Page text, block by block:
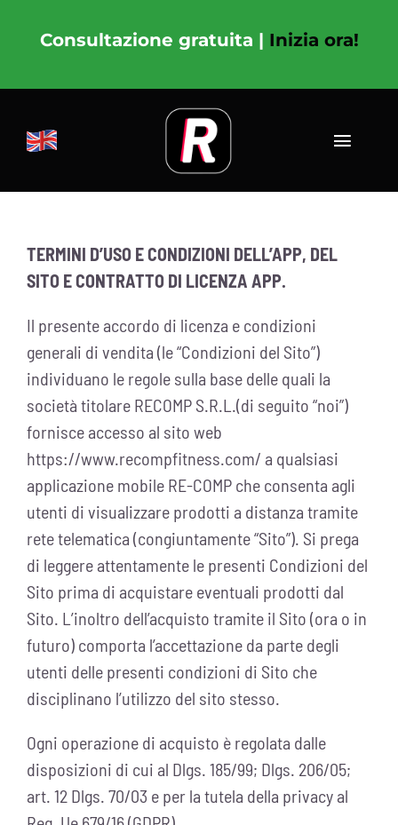
Consultazione gratuita | Inizia ora!
Toggle
NUTRIZIONE
COACHING
BUSINESS PAGE
Blog
Accedi
Checkout
TERMINI D’USO E CONDIZIONI DELL’APP, DEL
SITO E CONTRATTO DI LICENZA APP.
Il presente accordo di licenza e condizioni
generali di vendita (le “Condizioni del Sito”)
individuano le regole sulla base delle quali la
società titolare RECOMP S.R.L.(di seguito “noi”)
fornisce accesso al sito web
https://www.recompfitness.com/ a qualsiasi
applicazione mobile RE-COMP che consenta agli
utenti di visualizzare prodotti a distanza tramite
rete telematica (congiuntamente “Sito”). Si prega
di leggere attentamente le presenti Condizioni del
Sito prima di acquistare eventuali prodotti dal
Sito. L’inoltro dell’acquisto tramite il Sito (ora o in
futuro) comporta l’accettazione da parte degli
utenti delle presenti condizioni di Sito che
disciplinano l’utilizzo del sito stesso.
Ogni operazione di acquisto è regolata dalle
disposizioni di cui al Dlgs. 185/99; Dlgs. 206/05;
art. 12 Dlgs. 70/03 e per la tutela della privacy al